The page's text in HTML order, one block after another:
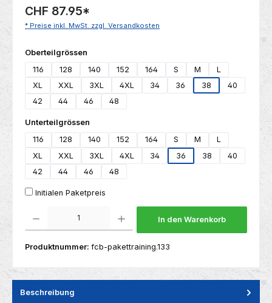
CHF 87.95*
* Preise inkl. MwSt. zzgl. Versandkosten
Oberteilgrössen
116
128 140 152 164 S M
L
XL
XXL 3XL 4XL 34 36 38
40
42
44 46 48
Unterteilgrössen
116
128 140 152 164 S M
L
XL
XXL 3XL 4XL 34 36 38
40
42
44 46 48
Initialen Paketpreis
In den Warenkorb
Produktnummer: fcb-pakettraining.133
Beschreibung